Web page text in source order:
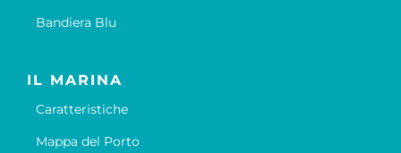
Bandiera Blu
IL MARINA
Caratteristiche
Mappa del Porto